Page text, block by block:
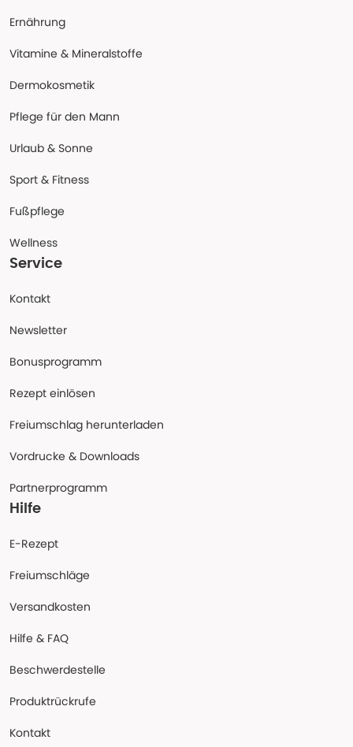
Ernährung
Vitamine & Mineralstoffe
Dermokosmetik
Pflege für den Mann
Urlaub & Sonne
Sport & Fitness
Fußpflege
Wellness
Service
Kontakt
Newsletter
Bonusprogramm
Rezept einlösen
Freiumschlag herunterladen
Vordrucke & Downloads
Partnerprogramm
Hilfe
E-Rezept
Freiumschläge
Versandkosten
Hilfe & FAQ
Beschwerdestelle
Produktrückrufe
Kontakt